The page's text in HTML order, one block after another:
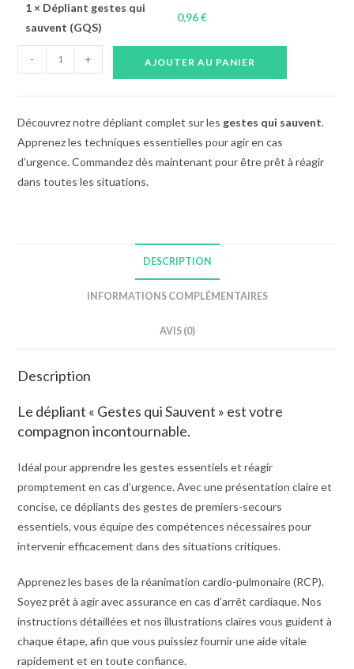
1 × Dépliant gestes qui
sauvent (GQS)
0,96€
quantité
de
- + AJOUTER AU PANIER
Découvrez notre dépliant complet sur les gestes qui sauvent.
Apprenez les techniques essentielles pour agir en cas
d’urgence. Commandez dès maintenant pour être prêt à réagir
dans toutes les situations.
DESCRIPTION
INFORMATIONS COMPLÉMENTAIRES
AVIS (0)
Description
Le dépliant « Gestes qui Sauvent » est votre
compagnon incontournable.
Idéal pour apprendre les gestes essentiels et réagir
promptement en cas d’urgence. Avec une présentation claire et
concise, ce dépliants des gestes de premiers-secours
essentiels, vous équipe des compétences nécessaires pour
intervenir efficacement dans des situations critiques.
Apprenez les bases de la réanimation cardio-pulmonaire (RCP).
Soyez prêt à agir avec assurance en cas d’arrêt cardiaque. Nos
instructions détaillées et nos illustrations claires vous guident à
chaque étape, afin que vous puissiez fournir une aide vitale
rapidement et en toute confiance.